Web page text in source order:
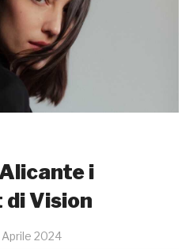
i
Vision
Aprile 2024